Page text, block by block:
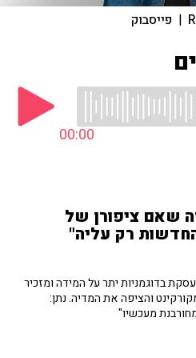
| פייסבוק
00:00
שאם ציפורן של
רק עליה"
בדוגמניות יתר על המידה ומזכיר
והציפה את המדיה. נתן:
מעכשיו"